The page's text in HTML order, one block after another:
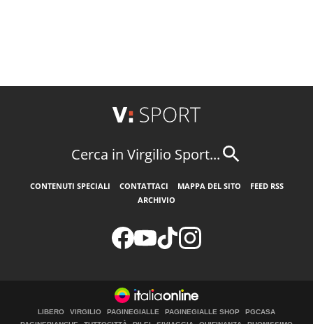
Cerca in Virgilio Sport...
CONTENUTI SPECIALI CONTATTACI MAPPA DEL SITO
FEED RSS
ARCHIVIO
LIBERO VIRGILIO PAGINEGIALLE PAGINEGIALLE SHOP
PGCASA